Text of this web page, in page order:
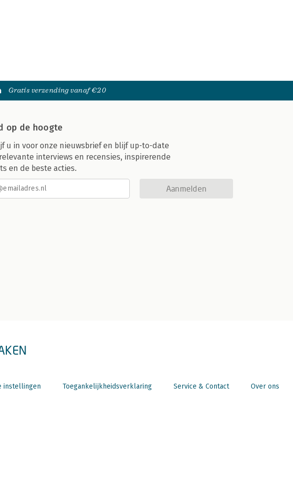
Gratis verzending vanaf €20
op de hoogte
u in voor onze nieuwsbrief en blijf up-to-date
interviews en recensies, inspirerende
en de beste acties.
Aanmelden
instellingen Toegankelijkheidsverklaring Service & Contact Over ons